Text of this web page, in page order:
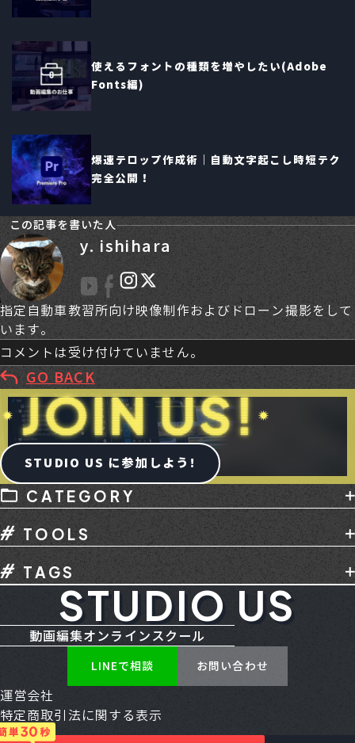
使えるフォントの種類を増やしたい(Adobe
Fonts編)
爆速テロップ作成術｜自動文字起こし時短テク
完全公開！
この記事を書いた人
y. ishihara
指定自動車教習所向け映像制作およびドローン撮影をして
います。
コメントは受け付けていません。
GO BACK
STUDIO US に参加しよう!
CATEGORY
デバイス
副業
動画編集
動画編集スクール 撮影
講座
音声編集
TOOLS
After Effects
Audition
Davinci Resolve
Final Cut Pro
Illustrator
Media Encoder
Photoshop
Premiere
TikTok
YouTube お仕事
スクール その他
パソコン
モニター 口コミ 必見
案件獲得
生成AI
用語集
TAGS
Creative Cloud CXL ENG
Gemini
HDR
Mac - Apple MacBook Neo
SSD
SUNO AI YouTube
アートボード
アニメーション
アルファチャンネル
アンカーポイント
エッセンシャルグラフィックス
STUDIO US
動画編集オンラインスクール
LINEで相談 お問い合わせ
運営会社
特定商取引法に関する表示
利用規約